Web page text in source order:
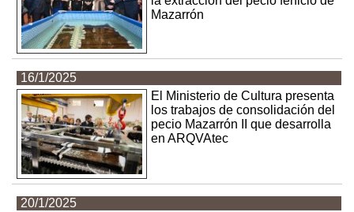
Mazarrón
16/1/2025
El Ministerio de Cultura presenta
los trabajos de consolidación del
pecio Mazarrón II que desarrolla
en ARQVAtec
20/1/2025